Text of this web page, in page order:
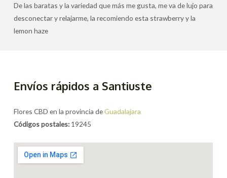
De las baratas y la variedad que más me gusta, me va de lujo para
desconectar y relajarme, la recomiendo esta strawberry y la
lemon haze
Envíos rápidos a Santiuste
Flores CBD en la provincia deGuadalajara
Códigos postales: 19245